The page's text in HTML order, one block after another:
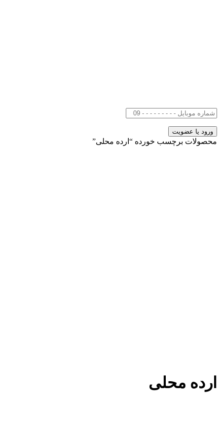
محصولات برچسب خورده “ارده محلی”
ارده محلی